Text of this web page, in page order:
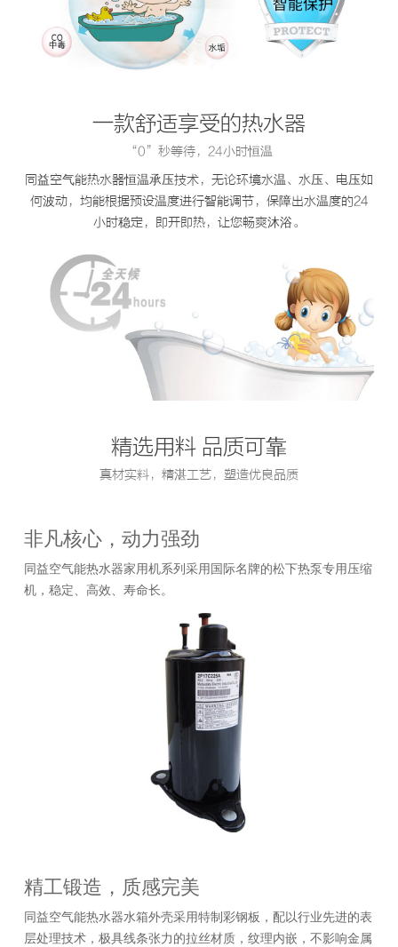
一款舒适享受的热水器
“0”秒等待，24小时恒温
同益空气能热水器恒温承压技术，无论环境水温、水压、电压如
何波动，均能根据预设温度进行智能调节，保障出水温度的24
小时稳定，即开即热，让您畅爽沐浴。
精选用料 品质可靠
真材实料，精湛工艺，塑造优良品质
非凡核心，动力强劲
同益空气能热水器家用机系列采用国际名牌的松下热泵专用压缩
机，稳定、高效、寿命长。
精工锻造，质感完美
同益空气能热水器水箱外壳采用特制彩钢板，配以行业先进的表
层处理技术，极具线条张力的拉丝材质，纹理内嵌，不影响金属